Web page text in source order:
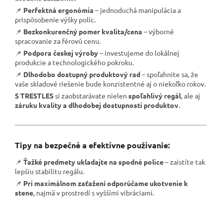
📌 Perfektná ergonómia – jednoduchá manipulácia a
prispôsobenie výšky políc.
📌 Bezkonkurenčný pomer kvalita/cena – výborné
spracovanie za férovú cenu.
📌 Podpora českej výroby– investujeme do lokálnej
produkcie a technologického pokroku.
📌 Dlhodobo dostupný produktový rad– spoľahnite sa, že
vaše skladové riešenie bude konzistentné aj o niekoľko rokov.
S TRESTLESsi zaobstarávate nielen spoľahlivý regál , ale aj
záruku kvality a dlhodobej dostupnosti produktov
Tipy na bezpečné a efektívne používanie:
📌 Ťažké predmety ukladajte na spodné police– zaistíte tak
lepšiu stabilitu regálu.
📌 Pri maximálnom zaťažení odporúčame ukotvenie k
stene , najmä v prostredí s vyššími vibráciami.